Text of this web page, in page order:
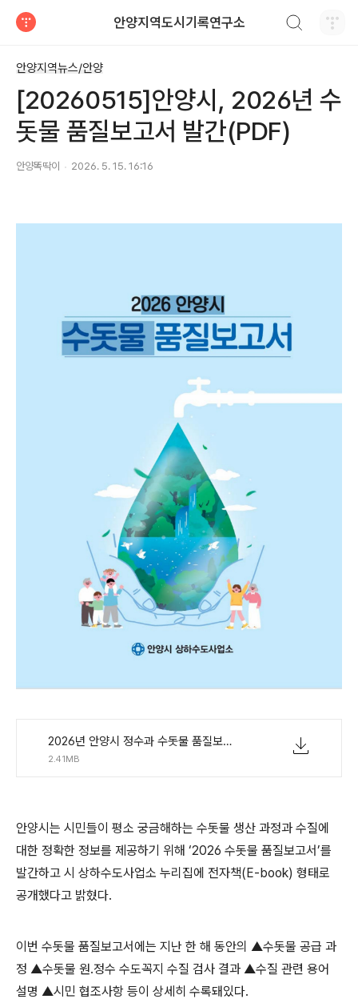
안양지역도시기록연구소
안양지역뉴스/안양
[20260515]안양시, 2026년 수
돗물 품질보고서 발간(PDF)
안양똑딱이 2026. 5. 15. 16:16
2026년 안양시 정수과 수돗물 품질보고서(웹용).pdf
2.41MB
안양시는 시민들이 평소 궁금해하는 수돗물 생산 과정과 수질에
대한 정확한 정보를 제공하기 위해 ‘2026 수돗물 품질보고서’를
발간하고 시 상하수도사업소 누리집에 전자책(E-book) 형태로
공개했다고 밝혔다.
이번 수돗물 품질보고서에는 지난 한 해 동안의 ▲수돗물 공급 과
정 ▲수돗물 원․정수 수도꼭지 수질 검사 결과 ▲수질 관련 용어
설명 ▲시민 협조사항 등이 상세히 수록돼있다.